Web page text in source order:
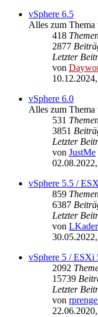
vSphere 6.5
Alles zum Thema
418
2877
Letzter
von
vSphere 6.0
Alles zum Thema
531
3851
Letzter
von JustMe
vSphere 5.5 /
859
6387
Letzter
von
vSphere 5 / ESXi
2092
15739
Letzter
von